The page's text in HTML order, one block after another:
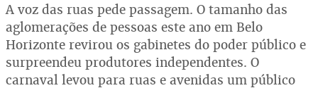
A voz das ruas pede passagem. O tamanho das
aglomerações de pessoas este ano em Belo
Horizonte revirou os gabinetes do poder público e
surpreendeu produtores independentes. O
carnaval levou para ruas e avenidas um público